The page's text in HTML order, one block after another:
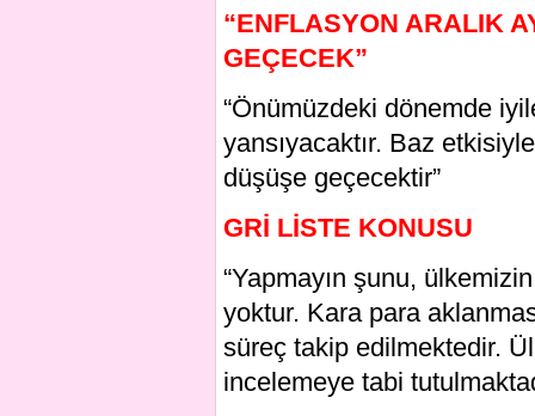
“ENFLASYON ARALIK
GEÇECEK”
“Önümüzdeki dönemde
yansıyacaktır. Baz
düşüşe geçecektir”
GRİ LİSTE KONUSU
“Yapmayın şunu, ülkemizin
yoktur. Kara para
süreç takip edilmektedir.
incelemeye tabi